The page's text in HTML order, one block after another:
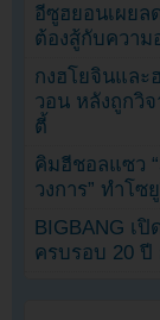
อีซูฮยอนเผยล
ต้องสู้กับความ
กงฮโยจินและ
วอน หลังถูกวิ
ตี้
คิมฮีชอลแซว
วงการ” ทำโซ
BIGBANG เ
ครบรอบ 20 ปี